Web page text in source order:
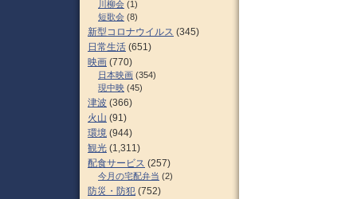
川柳会 (1)
短歌会 (8)
新型コロナウイルス (345)
日常生活 (651)
映画 (770)
日本映画 (354)
現中映 (45)
津波 (366)
火山 (91)
環境 (944)
観光 (1,311)
配食サービス (257)
今月の宅配弁当 (2)
防災・防犯 (752)